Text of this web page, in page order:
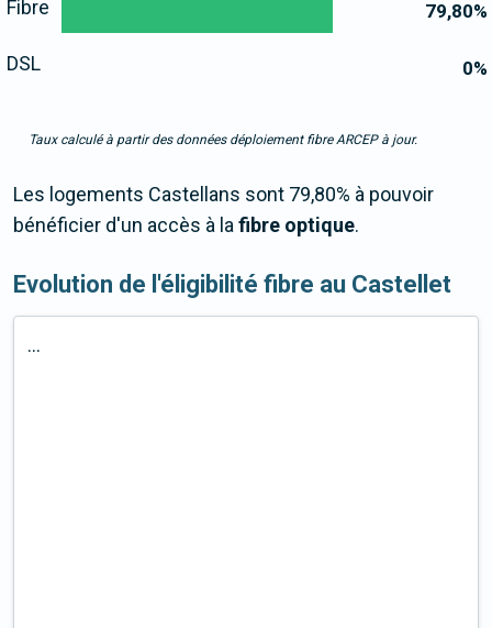
79,80%
0%
Fibre
DSL
Taux calculé à partir des données déploiement fibre ARCEP à jour.
Les logements Castellans sont 79,80% à pouvoir
bénéficier d'un accès à lafibre optique.
Evolution de l'éligibilité fibre au Castellet
...